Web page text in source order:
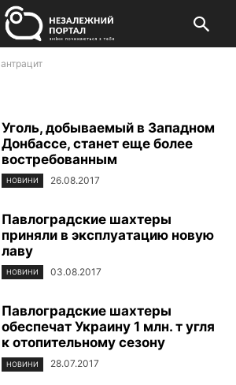
антрацит
Уголь, добываемый в Западном
Донбассе, станет еще более
востребованным
НОВИНИ 26.08.2017
Павлоградские шахтеры
приняли в эксплуатацию новую
лаву
НОВИНИ 03.08.2017
Павлоградские шахтеры
обеспечат Украину 1 млн. т угля
к отопительному сезону
НОВИНИ 28.07.2017